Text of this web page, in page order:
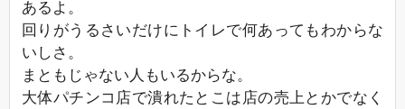
あるよ。
回りがうるさいだけにトイレで何あってもわからな
いしさ。
まともじゃない人もいるからな。
大体パチンコ店で潰れたとこは店の売上とかでなく